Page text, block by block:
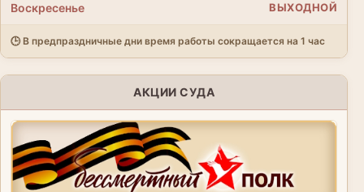
Воскресенье ВЫХОДНОЙ
🕒 В предпраздничные дни время работы сокращается на 1 час
АКЦИИ СУДА